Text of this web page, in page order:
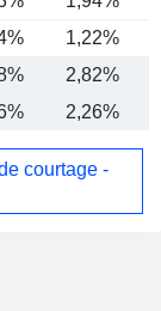
1,22%
2,82%
2,26%
courtage -